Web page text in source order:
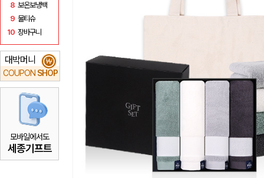
8 보온보냉백
9 물티슈
10 장바구니
대박머니
COUPON SHOP
₩
모바일에서도
세종기프트